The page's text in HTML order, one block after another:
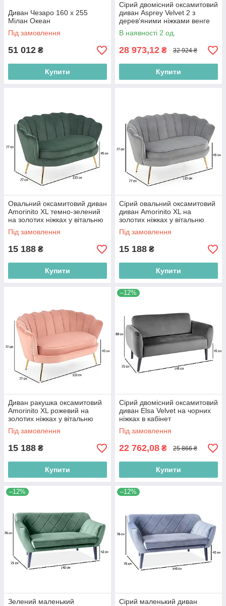
Диван Чезаро 160 х 255
Мілан Океан
Під замовлення
51 012 ₴
Купити
Сірий двомісний оксамитовий
диван Asprey Velvet 2 з
дерев'яними ніжками венге
В наявності 2 од.
28 973,12 ₴ 32 924 ₴
Купити
Овальний оксамитовий диван
Amorinito XL темно-зелений
на золотих ніжках у вітальню
Під замовлення
15 188 ₴
Купити
Сірий овальний оксамитовий
диван Amorinito XL на
золотих ніжках у вітальню
Під замовлення
15 188 ₴
Купити
Диван ракушка оксамитовий
Amorinito XL рожевий на
золотих ніжках у вітальню
Під замовлення
15 188 ₴
Купити
–12%
Сірий двомісний оксамитовий
диван Elsa Velvet на чорних
ніжках в кабінет
Під замовлення
22 762,08 ₴ 25 866 ₴
Купити
–12%
Зелений маленький
–12%
Сірий маленький диван